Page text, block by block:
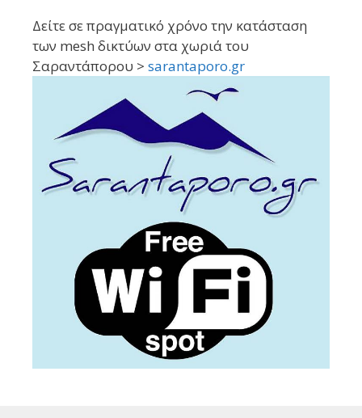
Δείτε σε πραγματικό χρόνο την κατάσταση
των mesh δικτύων στα χωριά του
Σαραντάπορου > sarantaporo.gr